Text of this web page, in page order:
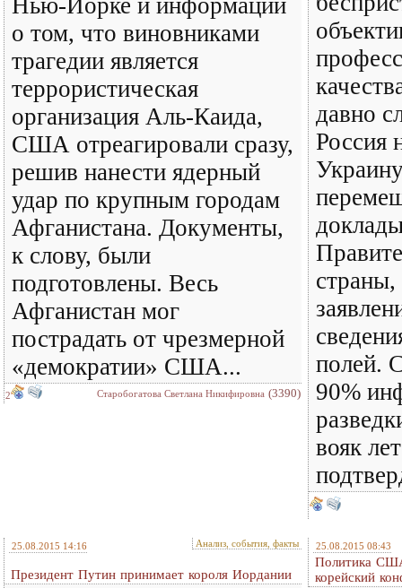
Нью-Йорке и информации
о том, что виновниками
трагедии является
террористическая
организация Аль-Каида,
США отреагировали сразу,
решив нанести ядерный
удар по крупным городам
Афганистана. Документы,
к слову, были
подготовлены. Весь
Афганистан мог
пострадать от чрезмерной
«демократии» США...
2 Старобогатова Светлана Никифировна (3390)
давно
Россия
полей.
90%
вояк
25.08.2015 14:16 Анализ, события, факты
Президент Путин принимает короля Иордании
25.08.2015 08:43
Политика
корейский